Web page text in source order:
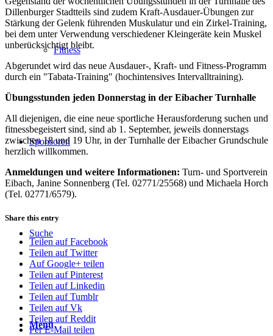
Fitness
Sponsoren
Suche
Menü
Dillenburger Stadtteils sind zudem Kraft-Ausdauer-Übungen zur
Stärkung der Gelenk führenden Muskulatur und ein Zirkel-Training,
bei dem unter Verwendung verschiedener Kleingeräte kein Muskel
unberücksichtigt bleibt.
Abgerundet wird das neue Ausdauer-, Kraft- und Fitness-Programm
durch ein "Tabata-Training" (hochintensives Intervalltraining).
Übungsstunden jeden Donnerstag in der Eibacher Turnhalle
All diejenigen, die eine neue sportliche Herausforderung suchen und
fitnessbegeistert sind, sind ab 1. September, jeweils donnerstags
zwischen 18 und 19 Uhr, in der Turnhalle der Eibacher Grundschule
herzlich willkommen.
Anmeldungen und weitere Informationen: Turn- und Sportverein
Eibach, Janine Sonnenberg (Tel. 02771/25568) und Michaela Horch
(Tel. 02771/6579).
Share this entry
Teilen auf Facebook
Teilen auf Twitter
Auf Google+ teilen
Teilen auf Pinterest
Teilen auf Linkedin
Teilen auf Tumblr
Teilen auf Vk
Teilen auf Reddit
Per E-Mail teilen